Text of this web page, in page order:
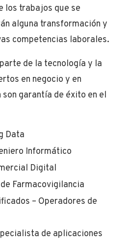
los trabajos que se
alguna transformación y
competencias laborales.
de la tecnología y la
en negocio y en
garantía de éxito en el
Data
Informático
Digital
Farmacovigilancia
– Operadores de
de aplicaciones